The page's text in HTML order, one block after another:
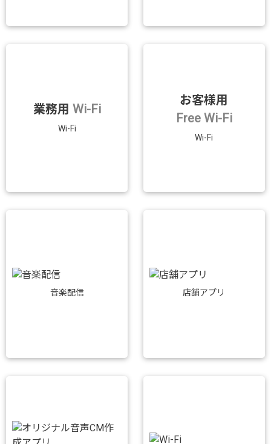
業務用 Wi-Fi
Wi-Fi
お客様用
Free Wi-Fi
Wi-Fi
音楽配信 店舗アプリ